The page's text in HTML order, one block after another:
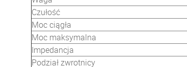
Czułość
Moc ciągła
Moc maksymalna
Impedancja
Podział zwrotnicy